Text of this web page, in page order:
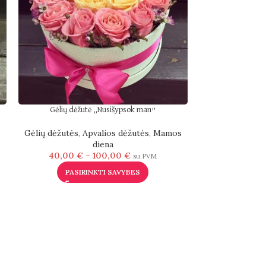
Gėlių dėžutė „Nusišypsok man”
Gėlių dėžutės, Apvalios dėžutės, Mamos
diena
40,00€ – 100,00€ su PVM
PASIRINKTI SAVYBES